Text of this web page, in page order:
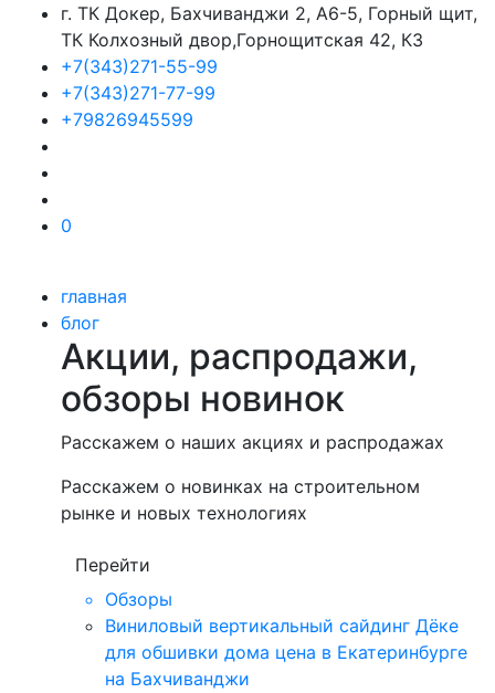
г. ТК Докер, Бахчиванджи 2, А6-5, Горный щит,
ТК Колхозный двор,Горнощитская 42, К3
+7(343)271-55-99
+7(343)271-77-99
+79826945599
0
главная
блог
Акции, распродажи,
обзоры новинок
Расскажем о наших акциях и распродажах
Расскажем о новинках на строительном
рынке и новых технологиях
Перейти
Обзоры
Виниловый вертикальный сайдинг Дёке
для обшивки дома цена в Екатеринбурге
на Бахчиванджи